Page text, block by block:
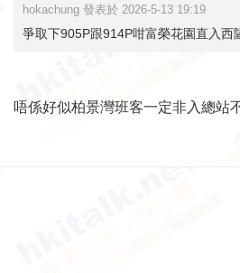
hokachung 發表於 2026-5-13 19:19
爭取下905P跟914P咁富榮花園直入西
唔係好似柏景灣班客一定非入總站